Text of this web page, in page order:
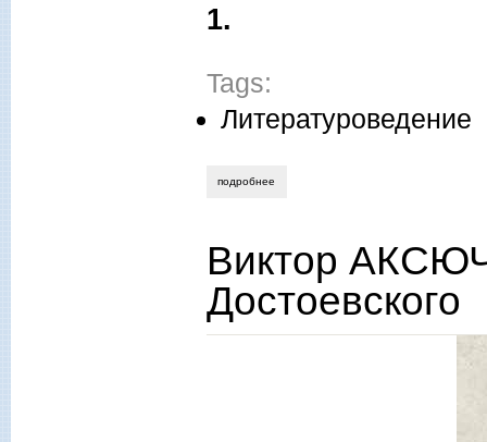
1.
Tags:
Литературоведение
подробнее
Виктор
Достоевского